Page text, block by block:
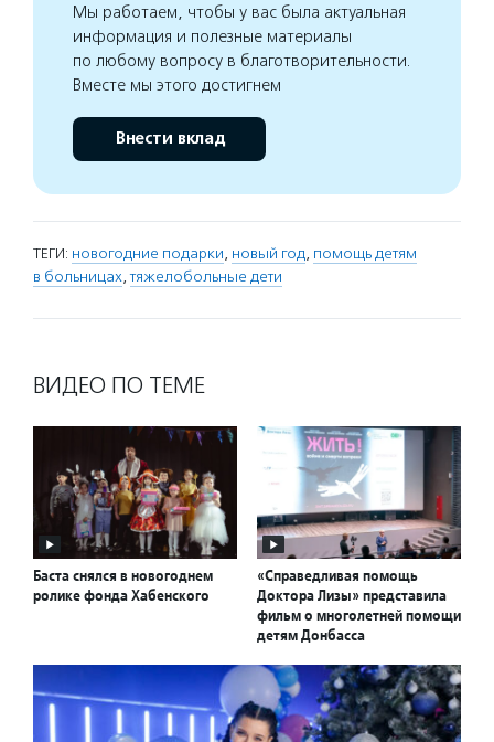
Мы работаем, чтобы у вас была актуальная
информация и полезные материалы
по любому вопросу в благотворительности.
Вместе мы этого достигнем
Внести вклад
ТЕГИ: новогодние подарки, новый год, помощь детям
в больницах,тяжелобольные дети
ВИДЕО ПО ТЕМЕ
Баста снялся в новогоднем
ролике фонда Хабенского
«Справедливая помощь
Доктора Лизы» представила
фильм о многолетней помощи
детям Донбасса